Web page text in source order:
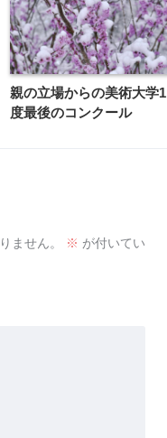
親の立場からの美術大
度最後のコンクール
ません。 ※ が付いてい